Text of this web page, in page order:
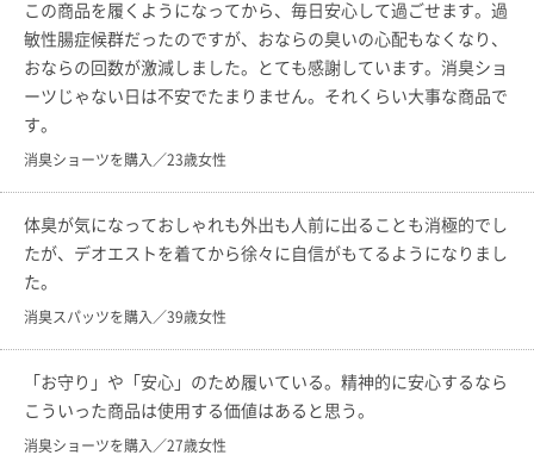
この商品を履くようになってから、毎日安心して過ごせます。過
敏性腸症候群だったのですが、おならの臭いの心配もなくなり、
おならの回数が激減しました。とても感謝しています。消臭ショ
ーツじゃない日は不安でたまりません。それくらい大事な商品で
す。
消臭ショーツを購入／23歳女性
体臭が気になっておしゃれも外出も人前に出ることも消極的でし
たが、デオエストを着てから徐々に自信がもてるようになりまし
た。
消臭スパッツを購入／39歳女性
「お守り」や「安心」のため履いている。精神的に安心するなら
こういった商品は使用する価値はあると思う。
消臭ショーツを購入／27歳女性